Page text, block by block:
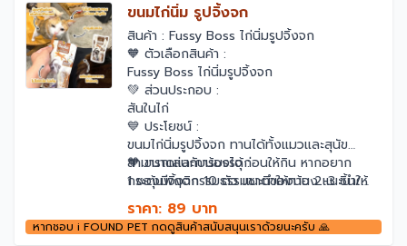
ขนมไก่นิ่ม รูปจิ้งจก
สินค้า : Fussy Boss ไก่นิ่มรูปจิ้งจก
🧡 ตัวเลือกสินค้า :
Fussy Boss ไก่นิ่มรูปจิ้งจก
💚 ส่วนประกอบ :
สันในไก่
💙 ประโยชน์ :
ขนมไก่นิ่มรูปจิ้งจก ทานได้ทั้งแมวและสุนัข
สามารถเล่นกับน้องได้ก่อนให้กิน หากอยาก
กระตุ้นพฤติกรรมธรรมชาติของน้อง แนะนำให้
เล่นกับน้องทุกครั้ง ไม่ควรโยนให้ทานเลย เพราะ
น้องจะคิดว่าเป็นขนมและจะขี้เกียจล่าแล้ว
🎈ผลิตจากอกไก่คัดพิเศษ ไม่ใส่เกลือ ไม่เค็
🧡 ขนาดและการบรรจุ :
1 ซองมีจิ้งจก 10 ตัว แนะนำให้ทาน 2-3 ชิ้น/
หลังเปิดซองเก็บได้ 7 วันที่อุณหภูมิปกติไม่ต้อง
แช่ตู้เย็น
ราคา: 89 บาท
หากชอบ i FOUND PET กดดูสินค้าสนับสนุนเราด้วยนะครับ 🙏